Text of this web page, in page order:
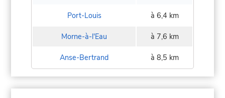
Port-Louis à 6,4 km
Morne-à-l'Eau à 7,6 km
Anse-Bertrand à 8,5 km